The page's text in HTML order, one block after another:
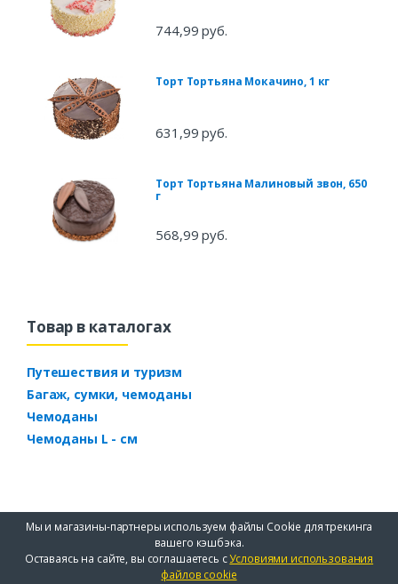
744,99 руб.
Торт Тортьяна Мокачино, 1 кг
631,99 руб.
Торт Тортьяна Малиновый звон, 650
г
568,99 руб.
Товар в каталогах
Путешествия и туризм
Багаж, сумки, чемоданы
Чемоданы
Чемоданы L - см
Мы и магазины-партнеры используем файлы Cookie для трекинга
вашего кэшбэка.
Оставаясь на сайте, вы соглашаетесь сУсловиями использования
файлов cookie